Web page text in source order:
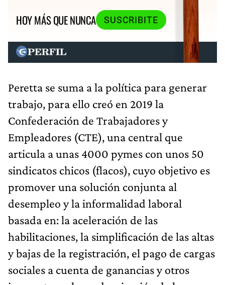
HOY MÁS QUE NUNCA
SUSCRIBITE
Peretta se suma a la política para generar
trabajo, para ello creó en 2019 la
Confederación de Trabajadores y
Empleadores (CTE), una central que
articula a unas 4000 pymes con unos 50
sindicatos chicos (flacos), cuyo objetivo es
promover una solución conjunta al
desempleo y la informalidad laboral
basada en: la aceleración de las
habilitaciones, la simplificación de las altas
y bajas de la registración, el pago de cargas
sociales a cuenta de ganancias y otros